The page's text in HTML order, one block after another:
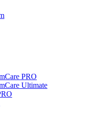
PRO
Ultimate